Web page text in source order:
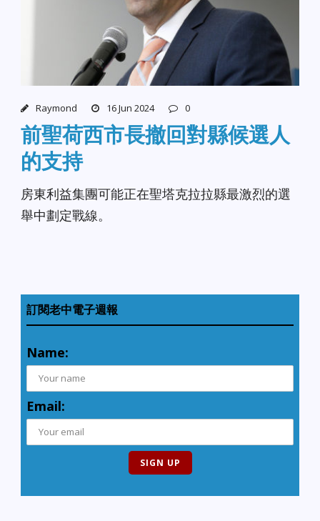
Raymond 16 Jun 2024 0
前聖荷西市長撤回對縣候選人
的支持
房東利益集團可能正在聖塔克拉拉縣最激烈的選
舉中劃定戰線。
訂閱老中電子週報
Name:
Email: